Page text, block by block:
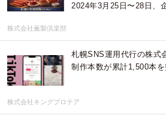
2024年3月25日〜28日
株式会社薫製倶楽部
札幌SNS運用代行の株式
制作本数が累計1,500本を
株式会社キングプロテア